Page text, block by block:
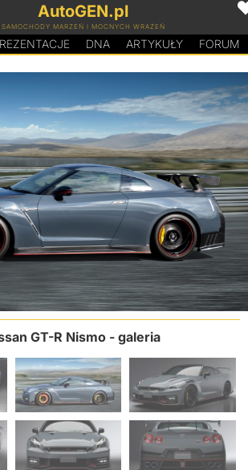
AutoGEN.pl
SAMOCHODY MARZEŃ I MOCNYCH WRAŻEŃ
DNA ARTYKUŁY FORUM
GT-R Nismo - galeria